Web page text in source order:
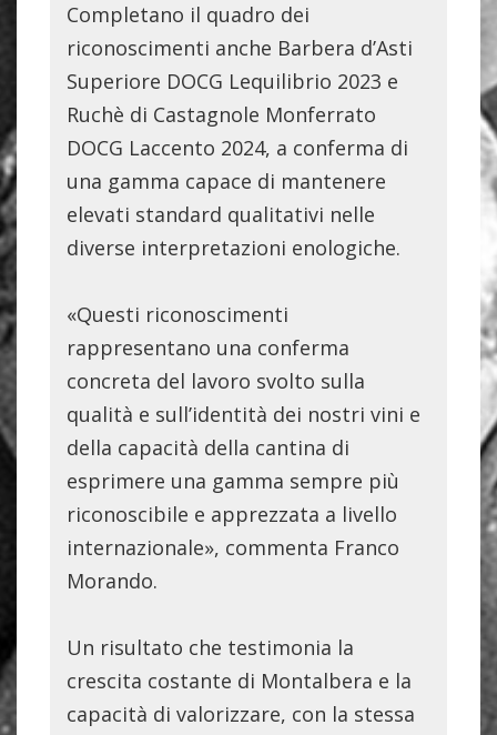
Completano il quadro dei
riconoscimenti anche Barbera d’Asti
Superiore DOCG Lequilibrio 2023 e
Ruchè di Castagnole Monferrato
DOCG Laccento 2024, a conferma di
una gamma capace di mantenere
elevati standard qualitativi nelle
diverse interpretazioni enologiche.
«Questi riconoscimenti
rappresentano una conferma
concreta del lavoro svolto sulla
qualità e sull’identità dei nostri vini e
della capacità della cantina di
esprimere una gamma sempre più
riconoscibile e apprezzata a livello
internazionale», commenta Franco
Morando.
Un risultato che testimonia la
crescita costante di Montalbera e la
capacità di valorizzare, con la stessa